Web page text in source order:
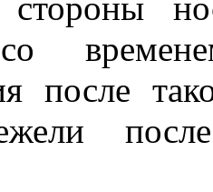
после